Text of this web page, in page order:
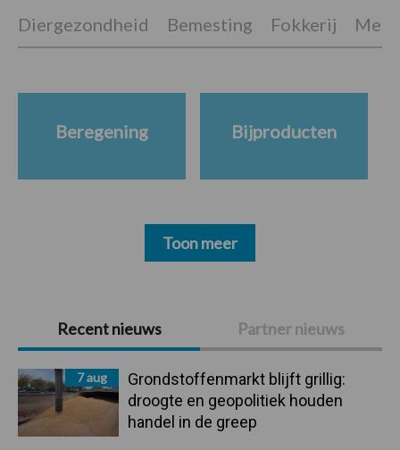
Primaire
Sidebar
Recent nieuws Partner nieuws
7 aug
Grondstoffenmarkt blijft grillig:
droogte en geopolitiek houden
handel in de greep
Diergezondheid Bemesting Fokkerij
Beregening Bijproducten
Toon meer